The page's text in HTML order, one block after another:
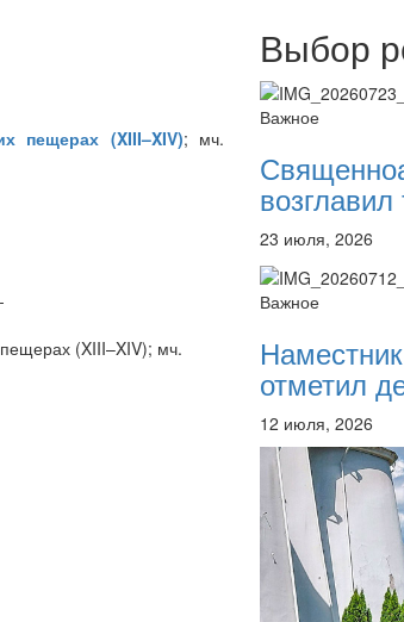
12 сентября 2015
12 сентября 2015
12 сентября 2015
12 сентября 2015
12 сентября 2015
12 сентября 2015
12 сентября 2015
12 сентября 2015
Перейти к архиву
пещерах (XIII–XIV); мч.
(XIII–XIV); мч.
Выбор
Важное
23 июля, 2026
Важное
отметил
12 июля, 2026